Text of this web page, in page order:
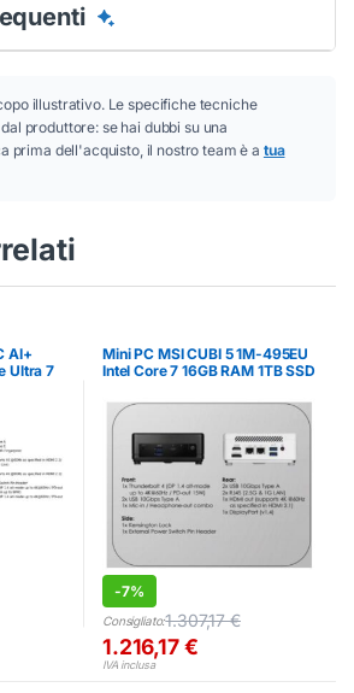
illustrativo. Le specifiche tecniche
produttore: se hai dubbi su una
prima dell'acquisto, il nostro team è a tua
AI+
Ultra 7
Mini PC MSI CUBI 5 1M-495EU
Intel Core 7 16GB RAM 1TB SSD
-7%
Consigliato:1.307,17€
1.216,17€
IVA inclusa